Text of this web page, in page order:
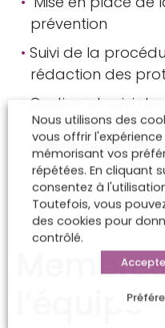
prévention
Suivi de la
rédaction des
Gestion et suivi
intervenants
conciliateurs,
banques, CCSF…)
l’équipe
Nous utilisons des
vous offrir
mémorisant vos
répétées. En cliquant
consentez à
Toutefois, vous
des cookies pour
contrôlé.